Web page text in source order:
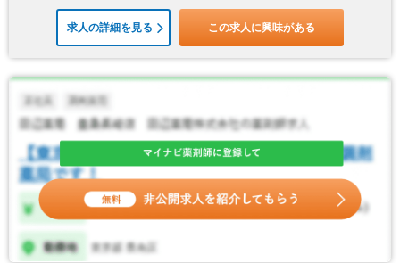
求人の詳細を見る この求人に興味がある